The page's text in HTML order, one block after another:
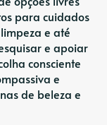
para cuidados
e até
e apoiar
consciente
e
de beleza e